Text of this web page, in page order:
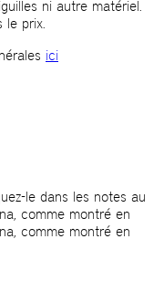
ni autre matériel.
le prix.
ici
le dans les notes au
comme montré en
comme montré en